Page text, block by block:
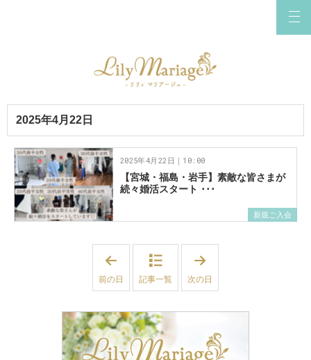
2025年4月22日
新規ご入会
【宮城・福島・岩手】素敵な皆さまが
続々婚活スタート ･･･
2025年4月22日｜10:00
5
4
月
1
日
」
前の日 記事一覧
5
4
3
0
日
次の日